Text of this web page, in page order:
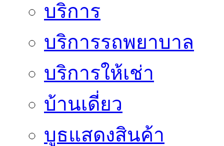
บริการ
บริการรถพยาบาล
บริการให้เช่า
บ้านเดี่ยว
บูธแสดงสินค้า